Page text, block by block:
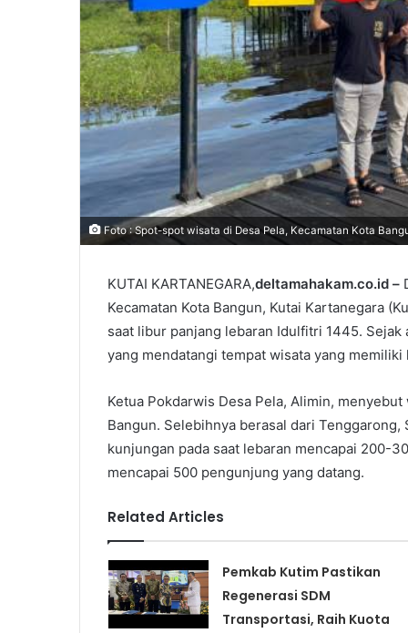
Foto : Spot-spot wisata di Desa Pela, Kecamatan Kota
KUTAI KARTANEGARA,deltamahakam.co.id –
Kecamatan Kota Bangun, Kutai Kartanegara
saat libur panjang lebaran Idulfitri 1445.
yang mendatangi tempat wisata yang
Ketua Pokdarwis Desa Pela, Alimin,
Bangun. Selebihnya berasal dari
kunjungan pada saat lebaran mencapai 200-
mencapai 500 pengunjung yang datang.
Related Articles
Pemkab Kutim Pastikan
Regenerasi SDM
Transportasi, Raih Kuota